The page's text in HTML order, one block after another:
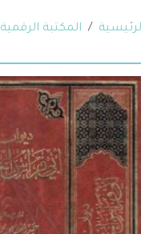
المكتبة الرقمية